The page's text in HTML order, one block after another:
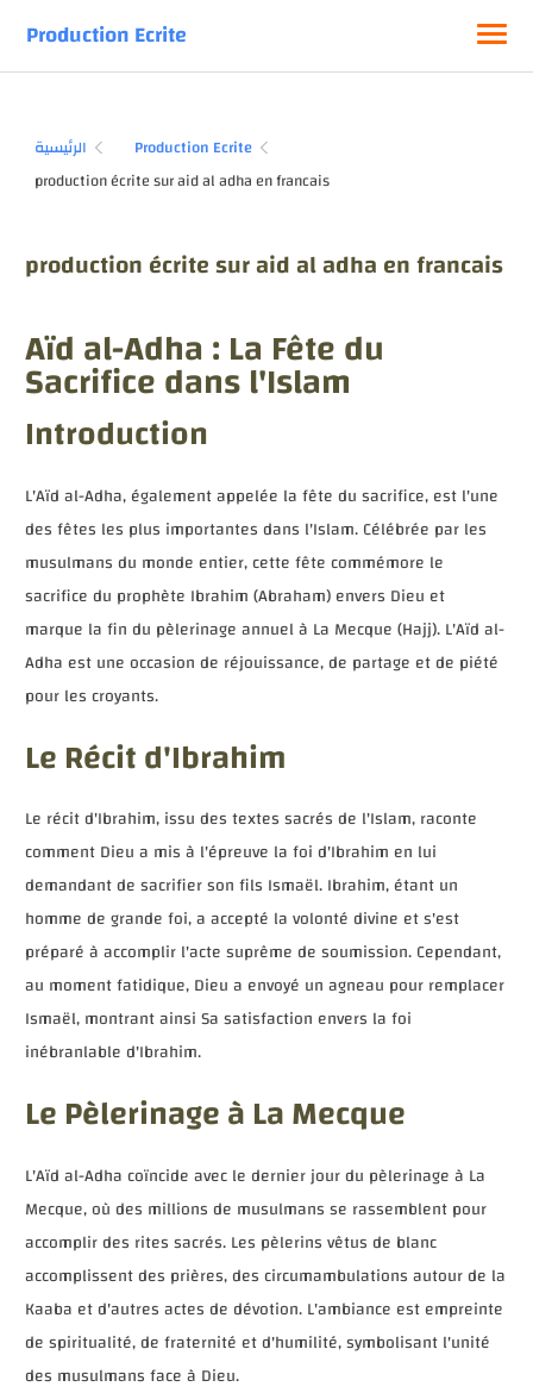
Production Ecrite
الرئيسية Production Ecrite
production écrite sur aid al adha en francais
Aïd al-Adha : La Fête du
Sacrifice dans l'Islam
Introduction
L'Aïd al-Adha, également appelée la fête du sacrifice, est l'une
des fêtes les plus importantes dans l'Islam. Célébrée par les
musulmans du monde entier, cette fête commémore le
sacrifice du prophète Ibrahim (Abraham) envers Dieu et
marque la fin du pèlerinage annuel à La Mecque (Hajj). L'Aïd al-
Adha est une occasion de réjouissance, de partage et de piété
pour les croyants.
Le Récit d'Ibrahim
Le récit d'Ibrahim, issu des textes sacrés de l'Islam, raconte
comment Dieu a mis à l'épreuve la foi d'Ibrahim en lui
demandant de sacrifier son fils Ismaël. Ibrahim, étant un
homme de grande foi, a accepté la volonté divine et s'est
préparé à accomplir l'acte suprême de soumission. Cependant,
au moment fatidique, Dieu a envoyé un agneau pour remplacer
Ismaël, montrant ainsi Sa satisfaction envers la foi
inébranlable d'Ibrahim.
Le Pèlerinage à La Mecque
L'Aïd al-Adha coïncide avec le dernier jour du pèlerinage à La
Mecque, où des millions de musulmans se rassemblent pour
accomplir des rites sacrés. Les pèlerins vêtus de blanc
accomplissent des prières, des circumambulations autour de la
Kaaba et d'autres actes de dévotion. L'ambiance est empreinte
de spiritualité, de fraternité et d'humilité, symbolisant l'unité
des musulmans face à Dieu.